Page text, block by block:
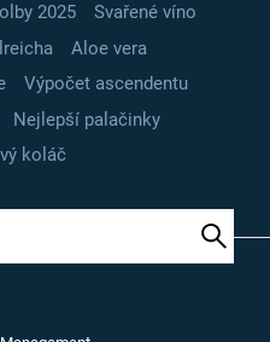
2025
Svařené víno
Aloe vera
Výpočet ascendentu
Nejlepší palačinky
koláč